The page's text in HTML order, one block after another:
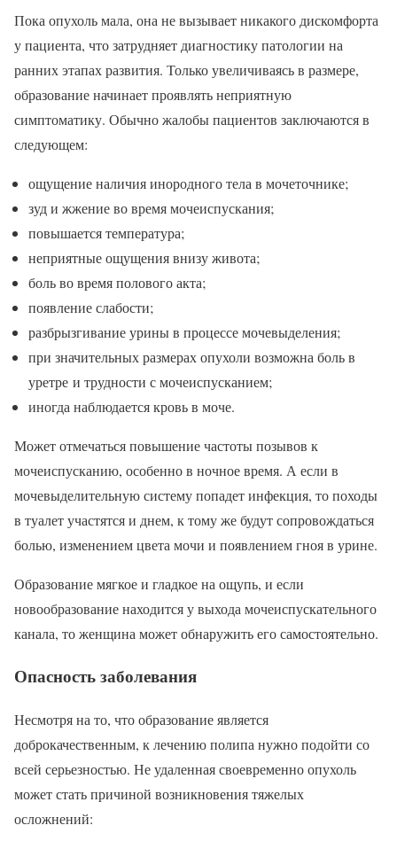
Пока опухоль мала, она не вызывает никакого дискомфорта
у пациента, что затрудняет диагностику патологии на
ранних этапах развития. Только увеличиваясь в размере,
образование начинает проявлять неприятную
симптоматику. Обычно жалобы пациентов заключаются в
следующем:
ощущение наличия инородного тела в мочеточнике;
зуд и жжение во время мочеиспускания;
повышается температура;
неприятные ощущения внизу живота;
боль во время полового акта;
появление слабости;
разбрызгивание урины в процессе мочевыделения;
при значительных размерах опухоли возможна боль в
уретре и трудности с мочеиспусканием;
иногда наблюдается кровь в моче.
Может отмечаться повышение частоты позывов к
мочеиспусканию, особенно в ночное время. А если в
мочевыделительную систему попадет инфекция, то походы
в туалет участятся и днем, к тому же будут сопровождаться
болью, изменением цвета мочи и появлением гноя в урине.
Образование мягкое и гладкое на ощупь, и если
новообразование находится у выхода мочеиспускательного
канала, то женщина может обнаружить его самостоятельно.
Опасность заболевания
Несмотря на то, что образование является
доброкачественным, к лечению полипа нужно подойти со
всей серьезностью. Не удаленная своевременно опухоль
может стать причиной возникновения тяжелых
осложнений: